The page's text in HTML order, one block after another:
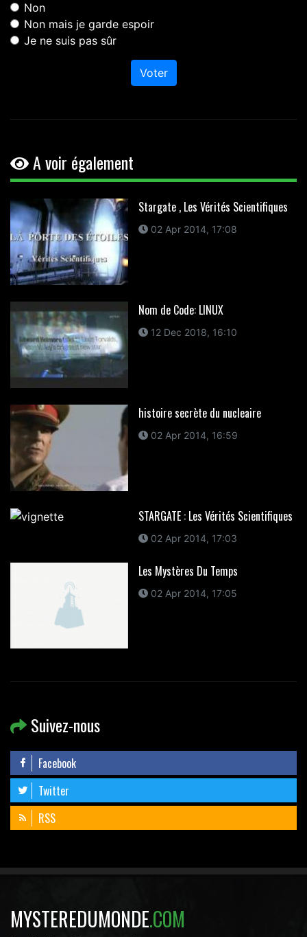
Non
Non mais je garde espoir
Je ne suis pas sûr
Voter
A voir également
Stargate , Les Vérités Scientifiques
02 Apr 2014, 17:08
Nom de Code: LINUX
12 Dec 2018, 16:10
histoire secrète du nucleaire
02 Apr 2014, 16:59
STARGATE : Les Vérités Scientifiques
02 Apr 2014, 17:03
Les Mystères Du Temps
02 Apr 2014, 17:05
Suivez-nous
Facebook
Twitter
RSS
MYSTEREDUMONDE.COM